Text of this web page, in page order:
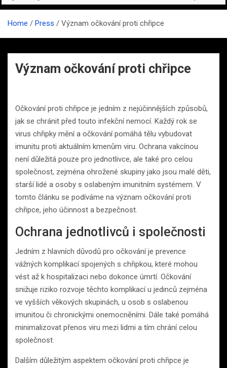
Home Press Význam očkování proti chřipce
Význam očkování proti chřipce
Očkování proti chřipce je jedním z nejúčinnějších způsobů,
jak se chránit před touto infekční nemocí. Každý rok se
virus chřipky mění a očkování pomáhá tělu vybudovat
imunitu proti aktuálním kmenům viru. Ochrana vakcínou
není důležitá pouze pro jednotlivce, ale také pro celou
společnost, zejména ohrožené skupiny jako jsou malé děti,
starší lidé a osoby s oslabeným imunitním systémem. V
tomto článku se podíváme na význam očkování proti
chřipce, jeho účinnost a bezpečnost.
Ochrana jednotlivců i společnosti
Jedním z hlavních důvodů pro očkování je prevence
vážných komplikací spojených s chřipkou, které mohou
vést až k hospitalizaci nebo dokonce úmrtí. Očkování
snižuje riziko rozvoje těchto komplikací u jedinců zejména
ve vyšších věkových skupinách, u osob s oslabenou
imunitou či chronickými onemocněními. Dále také pomáhá
minimalizovat přenos viru mezi lidmi a tím chrání celou
společnost.
Dalším důležitým aspektem očkování proti chřipce je